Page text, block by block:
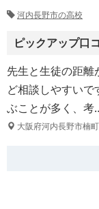
河内長野市の高校
ピックアップ口
先生と生徒の距離
ど相談しやすい
ぶことが多く、考
大阪府河内長野市楠